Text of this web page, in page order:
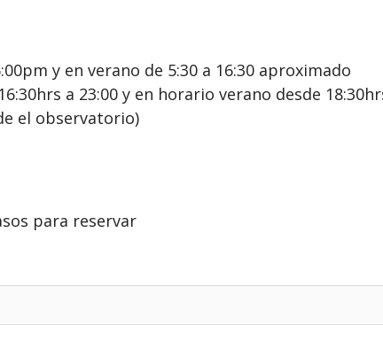
y en verano de 5:30 a 16:30 aproximado
a 23:00 y en horario verano desde
el observatorio)
para reservar